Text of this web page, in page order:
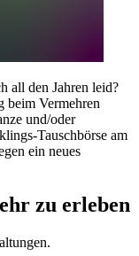
all den Jahren leid?
beim Vermehren
und/oder
Tauschbörse am
ein neues
zu erleben